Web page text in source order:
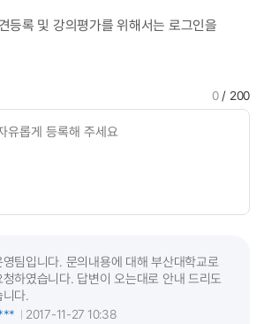
등록 및 강의평가를 위해서는 로그인을
0/ 200
팀입니다. 문의내용에 대해 부산대학교로
하였습니다. 답변이 오는대로 안내 드리도
다.
2017-11-27 10:38